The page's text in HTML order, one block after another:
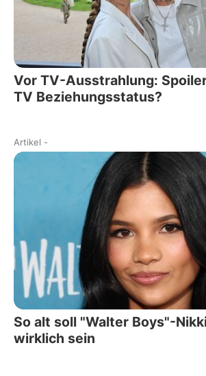
Vor TV-Ausstrahlung:
TV Beziehungsstatus?
Artikel -
So alt soll "Walter Boys"-
wirklich sein